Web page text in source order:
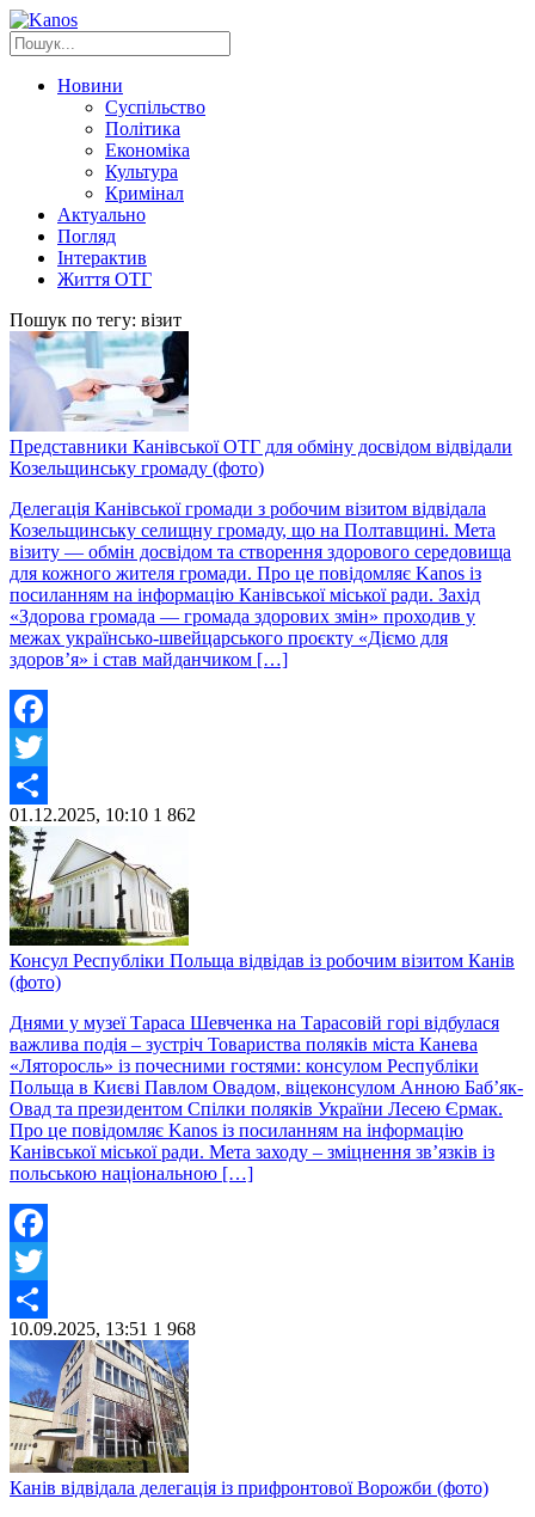
Новини
Суспільство
Політика
Економіка
Культура
Кримінал
Актуально
Погляд
Інтерактив
Життя ОТГ
Пошук по тегу: візит
Представники Канівської ОТГ для обміну досвідом відвідали
Козельщинську громаду (фото)
Делегація Канівської громади з робочим візитом відвідала
Козельщинську селищну громаду, що на Полтавщині. Мета
візиту — обмін досвідом та створення здорового середовища
для кожного жителя громади. Про це повідомляє Kanos із
посиланням на інформацію Канівської міської ради. Захід
«Здорова громада — громада здорових змін» проходив у
межах українсько-швейцарського проєкту «Діємо для
здоров’я» і став майданчиком […]
Facebook
Twitter
Share
01.12.2025, 10:10 1 862
Консул Республіки Польща відвідав із робочим візитом Канів
(фото)
Днями у музеї Тараса Шевченка на Тарасовій горі відбулася
важлива подія – зустріч Товариства поляків міста Канева
«Ляторосль» із почесними гостями: консулом Республіки
Польща в Києві Павлом Овадом, віцеконсулом Анною Баб’як-
Овад та президентом Спілки поляків України Лесею Єрмак.
Про це повідомляє Kanos із посиланням на інформацію
Канівської міської ради. Мета заходу – зміцнення зв’язків із
польською національною […]
Facebook
Twitter
Share
10.09.2025, 13:51 1 968
Канів відвідала делегація із прифронтової Ворожби (фото)